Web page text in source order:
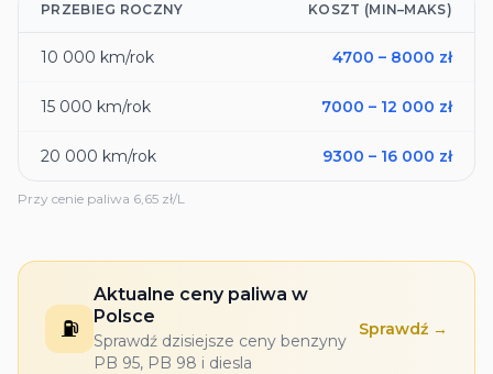
PRZEBIEG ROCZNY KOSZT (MIN–MAKS)
10 000 km/rok 4700 – 8000 zł
15 000 km/rok 7000 – 12 000 zł
20 000 km/rok 9300 – 16 000 zł
Przy cenie paliwa 6,65 zł/L
⛽
Aktualne ceny paliwa w
Polsce
Sprawdź dzisiejsze ceny benzyny
PB 95, PB 98 i diesla
Sprawdź →